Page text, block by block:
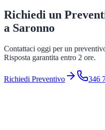
Richiedi un
a Saronno
Contattaci oggi per un
Risposta garantita entro 2 ore.
Richiedi Preventivo 346